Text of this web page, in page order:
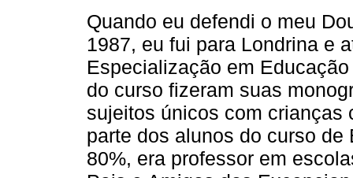
Quando eu defendi o meu
1987, eu fui para Londrina e
Especialização em
do curso fizeram suas
sujeitos únicos com crianças
parte dos alunos do curso
80%, era professor em